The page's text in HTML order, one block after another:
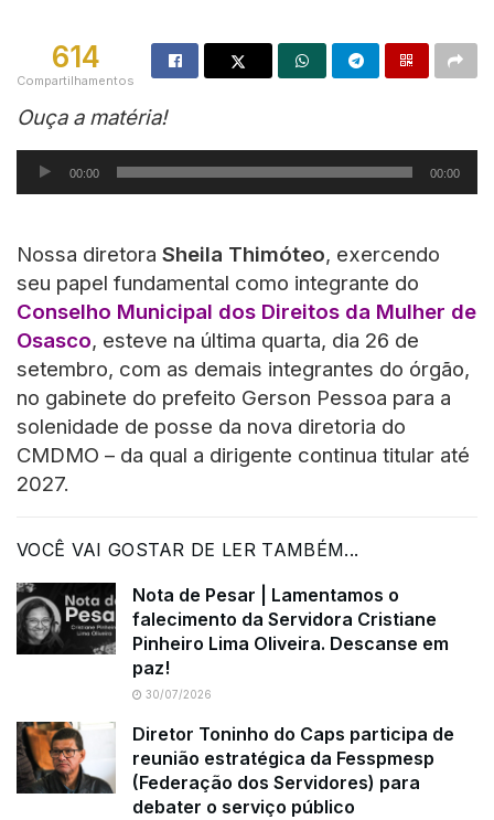
614
Compartilhamentos
Ouça a matéria!
Tocador
de
00:00 00:00
Nossa diretora Sheila Thimóteo, exercendo
seu papel fundamental como integrante do
Conselho Municipal dos Direitos da Mulher de
Osasco, esteve na última quarta, dia 26 de
setembro, com as demais integrantes do órgão,
no gabinete do prefeito Gerson Pessoa para a
solenidade de posse da nova diretoria do
CMDMO – da qual a dirigente continua titular até
2027.
VOCÊ VAI GOSTAR DE LER TAMBÉM...
Nota de Pesar | Lamentamos o
falecimento da Servidora Cristiane
Pinheiro Lima Oliveira. Descanse em
paz!
30/07/2026
Diretor Toninho do Caps participa de
reunião estratégica da Fesspmesp
(Federação dos Servidores) para
debater o serviço público